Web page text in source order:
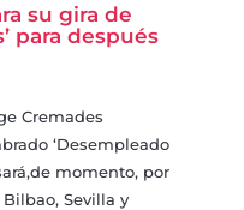
su gira de
para después
Cremades
‘Desempleado
momento, por
Sevilla y